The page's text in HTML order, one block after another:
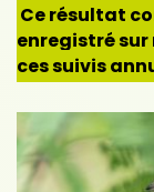
Ce résultat
enregistré
ces suivis